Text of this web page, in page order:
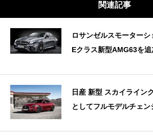
関連記事
ロサンゼルスモーター
Eクラス新型AMG63を追
日産 新型 スカイライン
としてフルモデルチェン